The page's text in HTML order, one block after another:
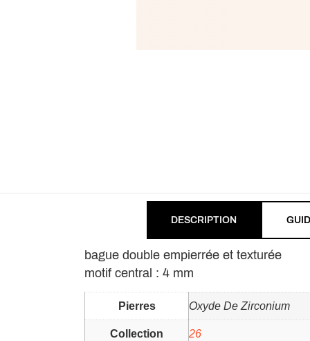
DESCRIPTION
bague double empierrée et texturée
motif central : 4 mm
Pierres Oxyde De Zirconium
Collection 26